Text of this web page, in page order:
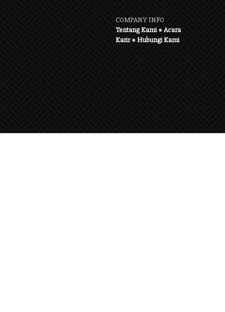
COMPANY INFO
Tentang Kami●Acara
Karir●Hubungi Kami